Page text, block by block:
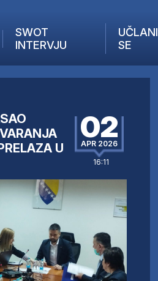
SWOT
INTERVJU
UČLANI
SE
U
02
APR 2026
16:11